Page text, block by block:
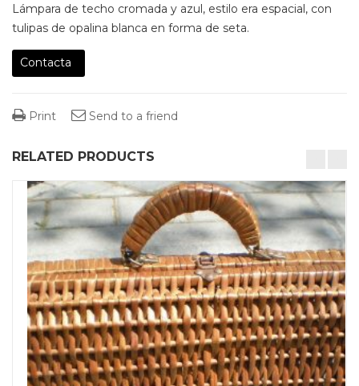
Lámpara de techo cromada y azul, estilo era espacial, con
tulipas de opalina blanca en forma de seta.
Contacta
Print Send to a friend
RELATED PRODUCTS